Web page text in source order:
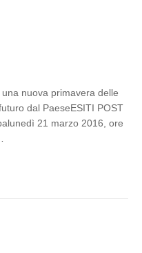
nuova primavera delle
dal PaeseESITI POST
21 marzo 2016, ore